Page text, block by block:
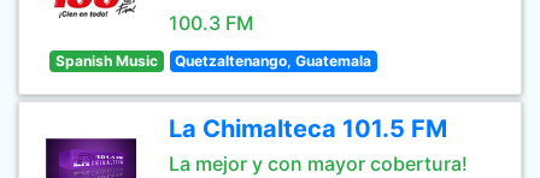
100.3 FM
Spanish Music Quetzaltenango, Guatemala
La Chimalteca 101.5 FM
La mejor y con mayor cobertura!